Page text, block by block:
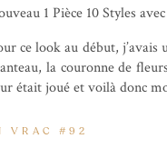
1 Pièce 10 Styles
ce look au début,
la couronne de
était joué et voilà donc
VRAC #92